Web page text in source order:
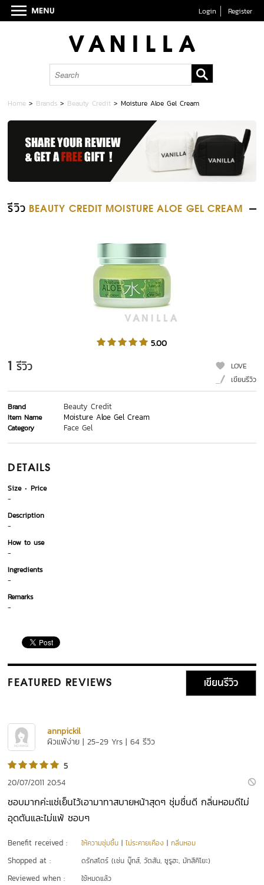
Login Register
Home > Brands > Beauty Credit >Moisture Aloe Gel Cream
รีวิว BEAUTY CREDIT MOISTURE ALOE GEL CREAM
5.00
1 รีวิว
LOVE
เขียนรีวิว
Brand Beauty Credit
Item Name Moisture Aloe Gel Cream
Category Face Gel
DETAILS
Size
Price
-
Description
-
How to use
-
Ingredients
-
Remarks
-
FEATURED REVIEWS เขียนรีวิว
annpickil
ผิวแพ้ง่าย | 25-29 Yrs | 64 รีวิว
5
20/07/2011 20:54
ชอบมากค่ะแช่เย็นไว้เอามาทาสบายหน้าสุดๆ ชุ่มชื่นดี กลิ่นหอมดีไม่
อุดตันและไม่แพ้ ชอบๆ
Benefit received : ให้ความชุ่มชื้น |ไม่ระคายเคือง |กลิ่นหอม
Shopped at : ดรักสโตร์ (เช่น บู๊ทส์, วัตสัน, ซูรูฮะ, มัทสึคิโยะ)
Reviewed when : ใช้หมดแล้ว